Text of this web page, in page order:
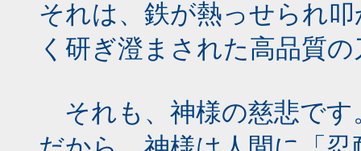
それは、鉄が熱っせられ
く研ぎ澄まされた高品質
それも、神様の慈悲です